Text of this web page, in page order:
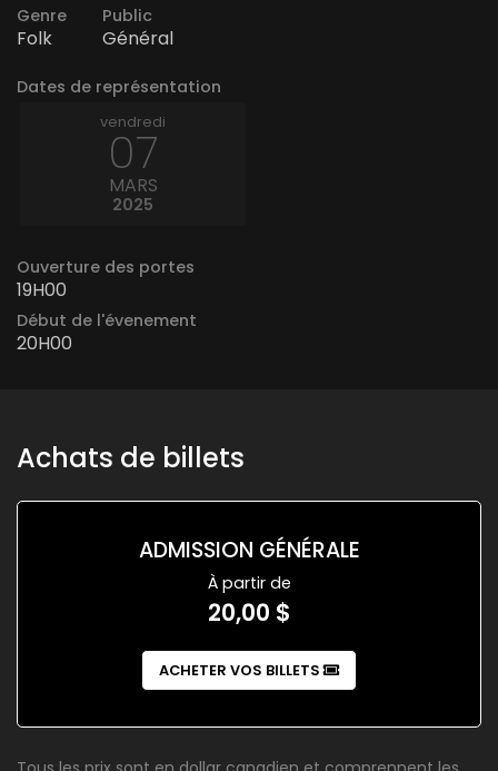
Genre
Folk
Public
Général
Dates de représentation
vendredi
07
MARS
2025
Ouverture des portes
19H00
Début de l'évenement
20H00
Achats de billets
ADMISSION GÉNÉRALE
À partir de
20,00 $
ACHETER VOS BILLETS